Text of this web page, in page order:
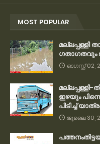
MOST POPULAR
മല്ലപ്പള്ളി
ഗതാഗതവും
ഓഗസ്റ്റ് 02,
ഇഴയും
പിടിച്ച്
ജൂലൈ 30,